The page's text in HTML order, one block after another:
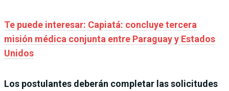
Te puede interesar: Capiatá: concluye tercera
misión médica conjunta entre Paraguay y Estados
Unidos
Los postulantes deberán completar las solicitudes